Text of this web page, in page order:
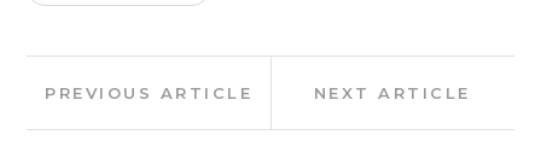
navigation
PREVIOUS ARTICLE NEXT ARTICLE